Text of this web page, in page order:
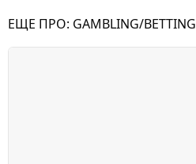
ЕЩЕ ПРО: GAMBLING/BETTING